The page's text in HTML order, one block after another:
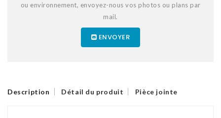
ou environnement, envoyez-nous vos photos ou plans par
mail.
ENVOYER
Description Détail du produit Pièce jointe